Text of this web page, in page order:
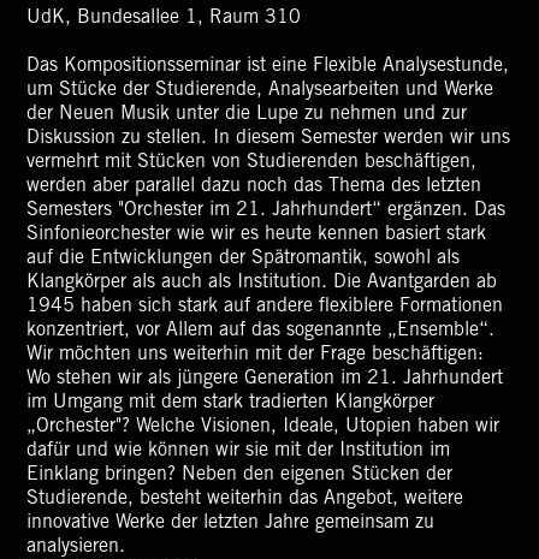
UdK, Bundesallee 1, Raum 310
Das Kompositionsseminar ist eine Flexible Analysestunde,
um Stücke der Studierende, Analysearbeiten und Werke
der Neuen Musik unter die Lupe zu nehmen und zur
Diskussion zu stellen. In diesem Semester werden wir uns
vermehrt mit Stücken von Studierenden beschäftigen,
werden aber parallel dazu noch das Thema des letzten
Semesters "Orchester im 21. Jahrhundert“ ergänzen. Das
Sinfonieorchester wie wir es heute kennen basiert stark
auf die Entwicklungen der Spätromantik, sowohl als
Klangkörper als auch als Institution. Die Avantgarden ab
1945 haben sich stark auf andere flexiblere Formationen
konzentriert, vor Allem auf das sogenannte „Ensemble“.
Wir möchten uns weiterhin mit der Frage beschäftigen:
Wo stehen wir als jüngere Generation im 21. Jahrhundert
im Umgang mit dem stark tradierten Klangkörper
„Orchester"? Welche Visionen, Ideale, Utopien haben wir
dafür und wie können wir sie mit der Institution im
Einklang bringen? Neben den eigenen Stücken der
Studierende, besteht weiterhin das Angebot, weitere
innovative Werke der letzten Jahre gemeinsam zu
analysieren.